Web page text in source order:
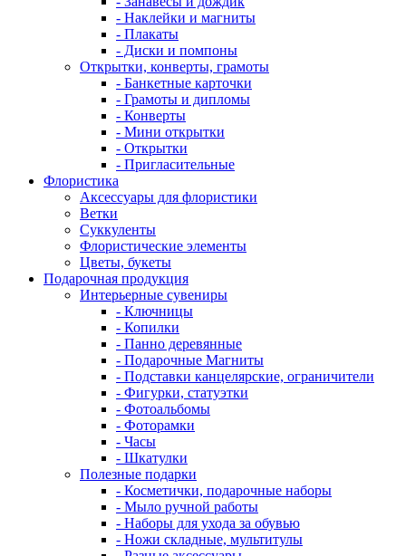
- Наклейки и магниты
- Плакаты
- Диски и помпоны
Открытки, конверты, грамоты
- Банкетные карточки
- Грамоты и дипломы
- Конверты
- Мини открытки
- Открытки
- Пригласительные
Флористика
Аксессуары для флористики
Ветки
Суккуленты
Флористические элементы
Цветы, букеты
Подарочная продукция
Интерьерные сувениры
- Ключницы
- Копилки
- Панно деревянные
- Подарочные Магниты
- Подставки канцелярские, ограничители
- Фигурки, статуэтки
- Фотоальбомы
- Фоторамки
- Часы
- Шкатулки
Полезные подарки
- Косметички, подарочные наборы
- Мыло ручной работы
- Наборы для ухода за обувью
- Ножи складные, мультитулы